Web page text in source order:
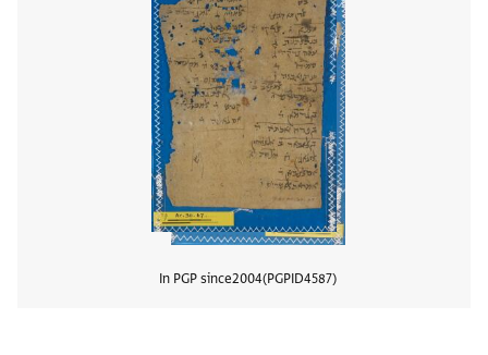
In PGP since2004 PGPID4587